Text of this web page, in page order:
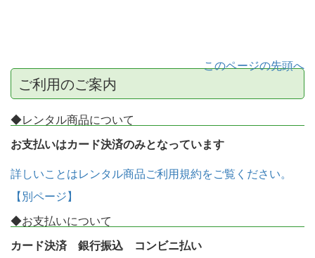
このページの先頭へ
ご利用のご案内
◆レンタル商品について
お支払いはカード決済のみとなっています
詳しいことはレンタル商品ご利用規約をご覧ください。
【別ページ】
◆お支払いについて
カード決済 銀行振込 コンビニ払い